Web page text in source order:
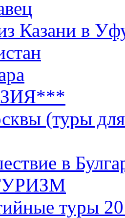
Казани в
(туры
в
туры